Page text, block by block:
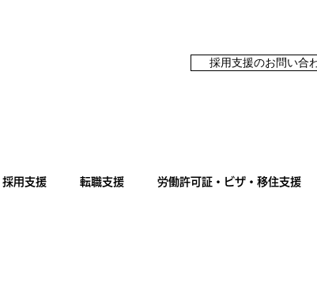
採用支援のお問い合
採用支援 転職支援 労働許可証・ビザ・移住支援